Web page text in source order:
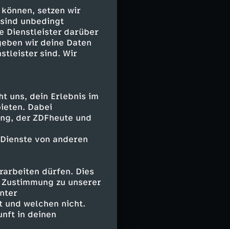
setzen wir
unbedingt
Dienstleister darüber
wir deine Daten
sind. Wir
uns, dein Erlebnis im
Dabei
der ZDFheute und
von anderen
dürfen. Dies
zu unserer
und welchen nicht.
in deinen
kaum einen
nicht
Varianten
oder
der
und so
stellt dort
Küche"
Gerichte
Frage, der
– aber
hinter
auf der